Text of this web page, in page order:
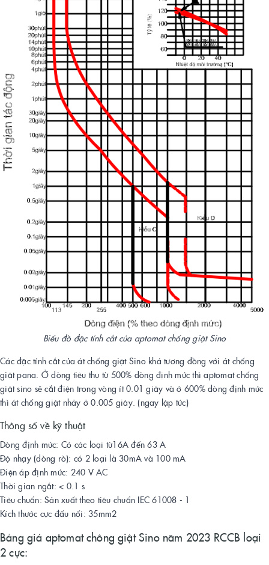
Biểu đồ đặc tính cắt của aptomat chống giật Sino
Các đặc tính cắt của át chống giật Sino khá tương đồng với át chống
giật pana. Ở dòng tiêu thụ từ 500% dòng định mức thì aptomat chống
giật sino sẽ cắt điện trong vòng ít 0.01 giây và ở 600% dòng định mức
thì át chống giật nhảy ở 0.005 giây. (ngay lập tức)
Thông số về kỹ thuật
Dòng định mức: Có các loại từ16A đến 63 A
Độ nhạy (dòng rò): có 2 loại là 30mA và 100 mA
Điện áp định mức: 240 V AC
Thời gian ngắt: < 0.1 s
Tiêu chuẩn: Sản xuất theo tiêu chuẩn IEC 61008 - 1
Kích thước cực đấu nối: 35mm2
Bảng giá aptomat chông giật Sino năm 2023 RCCB loại
2 cực: